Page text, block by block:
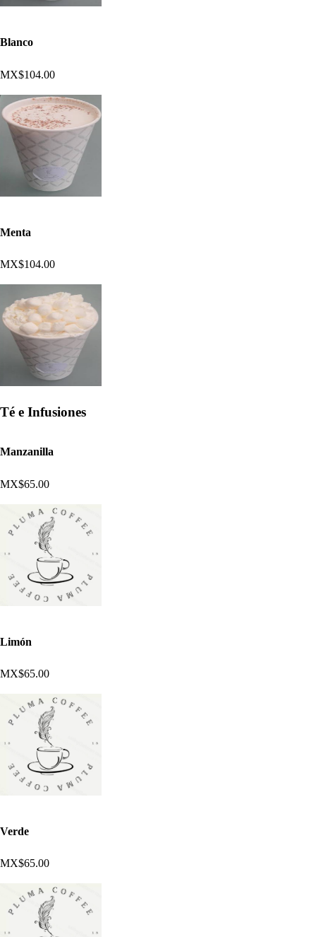
Blanco
MX$104.00
Menta
MX$104.00
Té e Infusiones
Manzanilla
MX$65.00
Limón
MX$65.00
Verde
MX$65.00